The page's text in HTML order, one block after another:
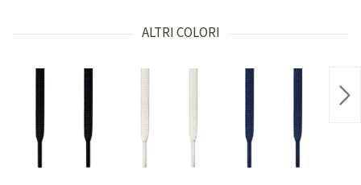
ALTRI COLORI